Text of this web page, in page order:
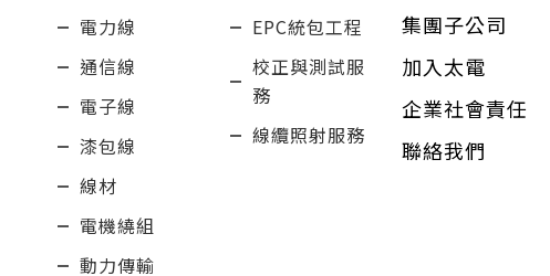
電力線
通信線
電子線
漆包線
線材
電機繞組
動力傳輸
EPC統包工程
校正與測試服
務
線纜照射服務
集團子公司
加入太電
企業社會責任
聯絡我們